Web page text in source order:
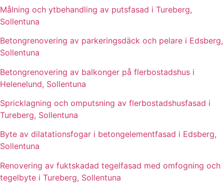
Målning och ytbehandling av putsfasad i Tureberg,
Sollentuna
Betongrenovering av parkeringsdäck och pelare i Edsberg,
Sollentuna
Betongrenovering av balkonger på flerbostadshus i
Helenelund, Sollentuna
Spricklagning och omputsning av flerbostadshusfasad i
Tureberg, Sollentuna
Byte av dilatationsfogar i betongelementfasad i Edsberg,
Sollentuna
Renovering av fuktskadad tegelfasad med omfogning och
tegelbyte i Tureberg, Sollentuna